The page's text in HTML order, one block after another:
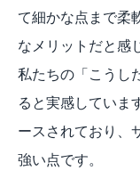
て細かな点まで柔
なメリットだと感
私たちの「こうし
ると実感していま
ースされており、
強い点です。